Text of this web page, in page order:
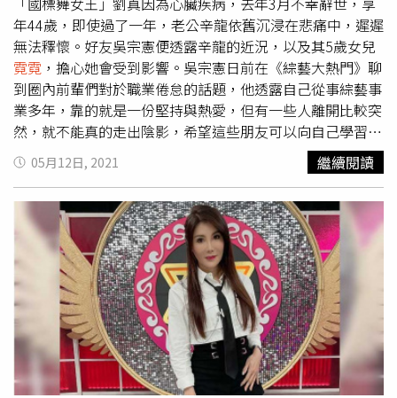
示：「對我來說，這一年來要踏出家門，真的是件難事。」
回歸演藝圈似乎還要一段時間。近日因知名Pub餐廳EZ5老
闆許理平出書消費亡妻劉真，未經辛龍同意，以侵害隱私之
方式記述他與妻子的過往事蹟表達不滿，讓他兩度聲明提
告。據《三立新聞網》報導，許理平表示一刷已經賣完了，
將在二刷時刪除辛龍與劉真的相關內容，「不想在這上面做
無謂的爭執」。
年44歲，即使過了一年，老公辛龍依舊沉浸在悲痛中，遲遲
無法釋懷。好友吳宗憲便透露辛龍的近況，以及其5歲女兒
霓霓 ，擔心她會受到影響。吳宗憲日前在《綜藝大熱門》聊
到圈內前輩們對於職業倦怠的話題，他透露自己從事綜藝事
業多年，靠的就是一份堅持與熱愛，但有一些人離開比較突
然，就不能真的走出陰影，希望這些朋友可以向自己學習。
雖然沒有講明，但很明顯就是在講辛龍。吳宗憲曝辛龍近
況。（圖／報系資料照）吳宗憲提到，辛龍目前還是不願意
走出家門，更別說對於工作已經沒有了熱情，「他全都迷失
在如今自我的意識之中，他對自己的認識完全不夠」。另
外，他也表示辛龍5歲女兒霓霓近況不理想，坦言很擔心孩
子的學習問題，怕霓霓會受到父親辛龍的影響。神隱多時的
辛龍不久前罕見出聲，他透過律師發表聲明，針對針對許理
平出版的《三十年青春震耳欲聾》一書以及「EZ5 30傳奇
演唱會」相關報導提告。吳宗憲和澎恰恰本月3日出席活
動，他被問到此事，透露和辛龍一直都有連絡，「他狀況都
很OK」，其他則不願多透露。吳宗憲與澎恰恰出席活動。
（圖／彭子桓攝影）
05月12日, 2021 繼續閱讀